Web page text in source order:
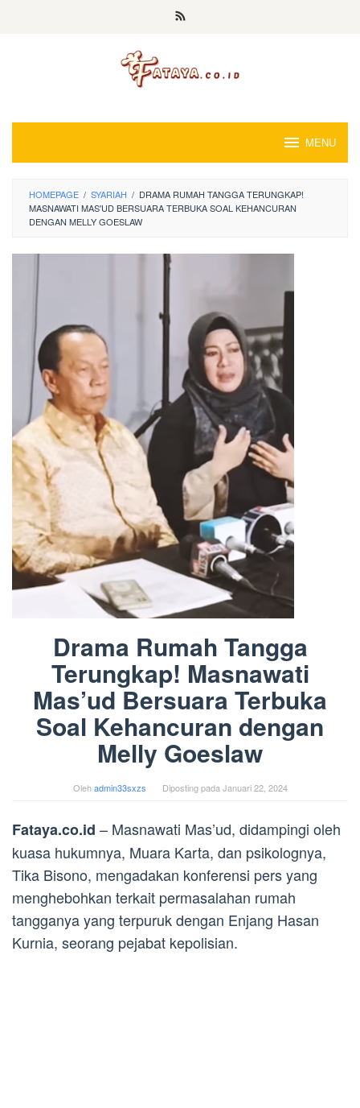
MENU
HOMEPAGE / SYARIAH / DRAMA RUMAH TANGGA TERUNGKAP!
MASNAWATI MAS'UD BERSUARA TERBUKA SOAL KEHANCURAN
DENGAN MELLY GOESLAW
Drama Rumah Tangga
Terungkap! Masnawati
Mas’ud Bersuara Terbuka
Soal Kehancuran dengan
Melly Goeslaw
Olehadmin33sxzs Diposting pada Januari 22, 2024
Fataya.co.id – Masnawati Mas’ud, didampingi oleh
kuasa hukumnya, Muara Karta, dan psikolognya,
Tika Bisono, mengadakan konferensi pers yang
menghebohkan terkait permasalahan rumah
tangganya yang terpuruk dengan Enjang Hasan
Kurnia, seorang pejabat kepolisian.